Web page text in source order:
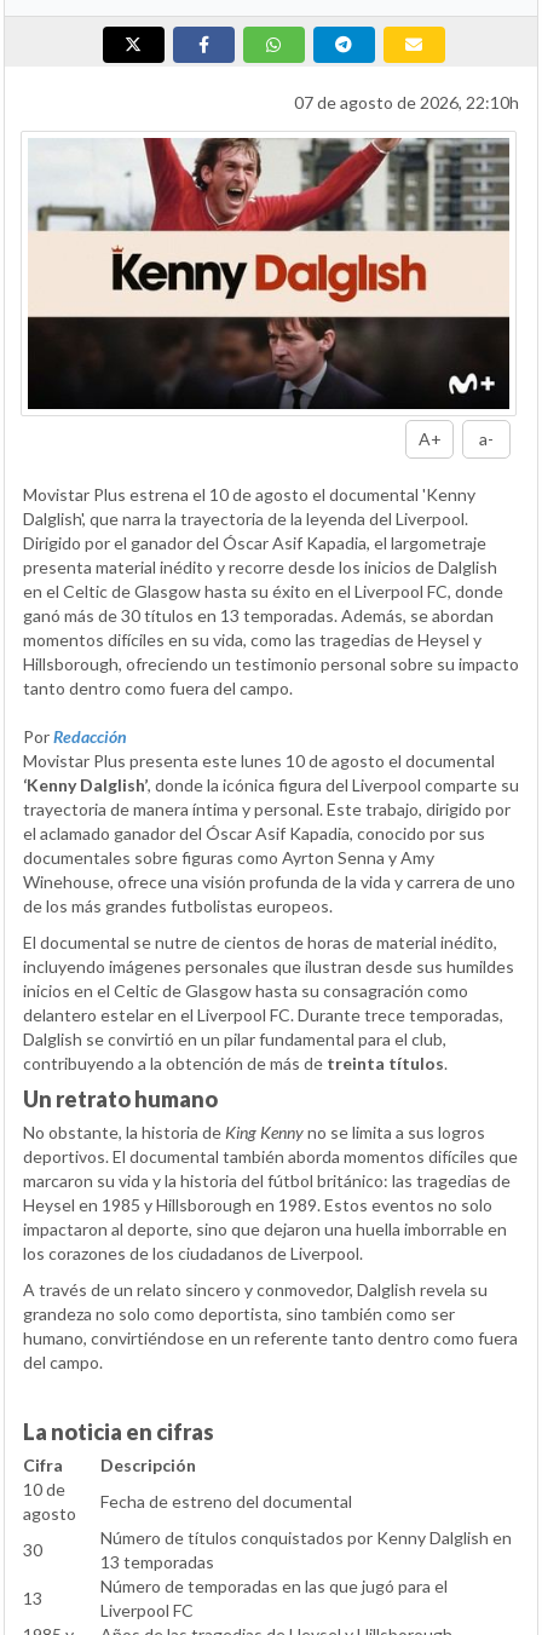
07 de agosto de 2026, 22:10h
A+ a-
Movistar Plus estrena el 10 de agosto el documental 'Kenny
Dalglish', que narra la trayectoria de la leyenda del Liverpool.
Dirigido por el ganador del Óscar Asif Kapadia, el largometraje
presenta material inédito y recorre desde los inicios de Dalglish
en el Celtic de Glasgow hasta su éxito en el Liverpool FC, donde
ganó más de 30 títulos en 13 temporadas. Además, se abordan
momentos difíciles en su vida, como las tragedias de Heysel y
Hillsborough, ofreciendo un testimonio personal sobre su impacto
tanto dentro como fuera del campo.
PorRedacción
Movistar Plus presenta este lunes 10 de agosto el documental
‘Kenny Dalglish’, donde la icónica figura del Liverpool comparte su
trayectoria de manera íntima y personal. Este trabajo, dirigido por
el aclamado ganador del Óscar Asif Kapadia, conocido por sus
documentales sobre figuras como Ayrton Senna y Amy
Winehouse, ofrece una visión profunda de la vida y carrera de uno
de los más grandes futbolistas europeos.
El documental se nutre de cientos de horas de material inédito,
incluyendo imágenes personales que ilustran desde sus humildes
inicios en el Celtic de Glasgow hasta su consagración como
delantero estelar en el Liverpool FC. Durante trece temporadas,
Dalglish se convirtió en un pilar fundamental para el club,
contribuyendo a la obtención de más de treinta títulos.
Un retrato humano
No obstante, la historia de King Kennyno se limita a sus logros
deportivos. El documental también aborda momentos difíciles que
marcaron su vida y la historia del fútbol británico: las tragedias de
Heysel en 1985 y Hillsborough en 1989. Estos eventos no solo
impactaron al deporte, sino que dejaron una huella imborrable en
los corazones de los ciudadanos de Liverpool.
A través de un relato sincero y conmovedor, Dalglish revela su
grandeza no solo como deportista, sino también como ser
humano, convirtiéndose en un referente tanto dentro como fuera
del campo.
La noticia en cifras
Cifra
Descripción
10 de
agosto
Fecha de estreno del documental
30
Número de títulos conquistados por Kenny Dalglish en
13 temporadas
13
Número de temporadas en las que jugó para el
Liverpool FC